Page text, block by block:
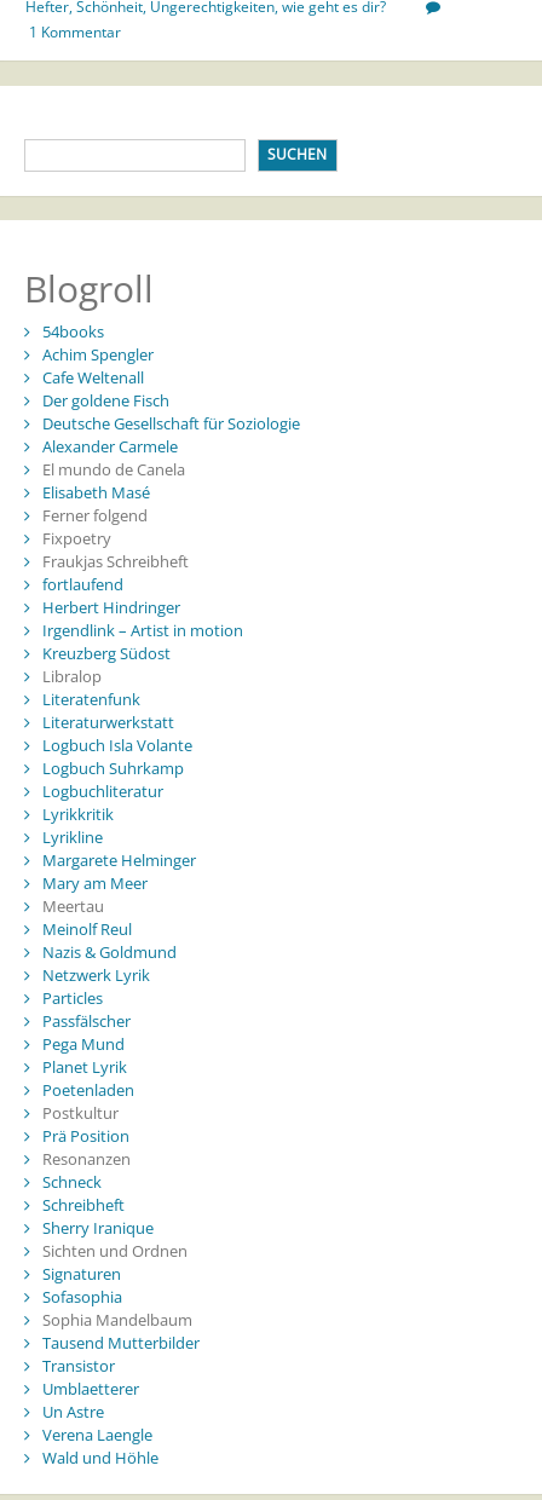
wie
es
dir?
Hefter,Schönheit, Ungerechtigkeiten,wie geht es dir?
1 Kommentar
SUCHEN
Blogroll
54books
Achim Spengler
Cafe Weltenall
Der goldene Fisch
Deutsche Gesellschaft für Soziologie
Alexander Carmele
El mundo de Canela
Elisabeth Masé
Ferner folgend
Fixpoetry
Fraukjas Schreibheft
fortlaufend
Herbert Hindringer
Irgendlink – Artist in motion
Kreuzberg Südost
Libralop
Literatenfunk
Literaturwerkstatt
Logbuch Isla Volante
Logbuch Suhrkamp
Logbuchliteratur
Lyrikkritik
Lyrikline
Margarete Helminger
Mary am Meer
Meertau
Meinolf Reul
Nazis & Goldmund
Netzwerk Lyrik
Particles
Passfälscher
Pega Mund
Planet Lyrik
Poetenladen
Postkultur
Prä Position
Resonanzen
Schneck
Schreibheft
Sherry Iranique
Sichten und Ordnen
Signaturen
Sofasophia
Sophia Mandelbaum
Tausend Mutterbilder
Transistor
Umblaetterer
Un Astre
Verena Laengle
Wald und Höhle